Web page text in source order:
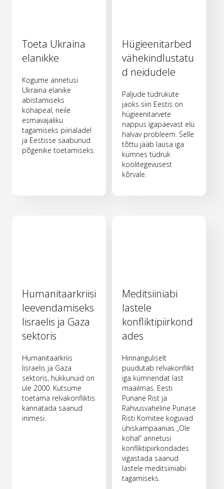
Toeta Ukraina
elanikke
Kogume annetusi
Ukraina elanike
abistamiseks
kohapeal, neile
esmavajaliku
tagamiseks piirialadel
ja Eestisse saabunud
põgenike toetamiseks.
Hügieenitarbed
vähekindlustatu
d neidudele
Paljude tüdrukute
jaoks siin Eestis on
hügieenitarvete
nappus igapäevast elu
halvav probleem. Selle
tõttu jääb lausa iga
kümnes tüdruk
koolitegevusest
kõrvale.
Humanitaarkriisi
leevendamiseks
Iisraelis ja Gaza
sektoris
Humanitaarkriis
Iisraelis ja Gaza
sektoris, hukkunuid on
üle 2000. Kutsume
toetama relvakonfliktis
kannatada saanud
inimesi.
Meditsiiniabi
lastele
konfliktipiirkond
ades
Hinnanguliselt
puudutab relvakonflikt
iga kümnendat last
maailmas. Eesti
Punane Rist ja
Rahvusvaheline Punase
Risti Komitee koguvad
ühiskampaanias „Ole
kohal“ annetusi
konfliktipiirkondades
vigastada saanud
lastele meditsiiniabi
tagamiseks.